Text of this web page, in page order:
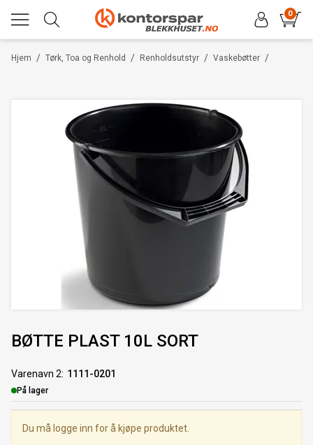
0
/
Hjem /
Tørk, Toa og Renhold /
Renholdsutstyr /
Vaskebøtter
BØTTE PLAST 10L SORT
Varenavn 2
1111-0201
Lager
På lager
Du må logge inn for å kjøpe produktet.